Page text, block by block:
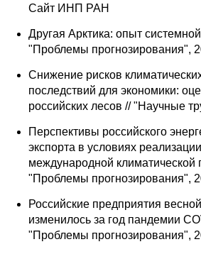
Сайт ИНП РАН
Другая Арктика: опыт
"Проблемы прогнозирования",
Снижение рисков
последствий для экономики:
российских лесов // "Научные
Перспективы российского
экспорта в условиях
международной климатической
"Проблемы прогнозирования",
Российские предприятия
изменилось за год пандемии
"Проблемы прогнозирования",